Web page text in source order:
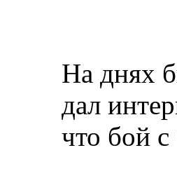
На днях
дал
что бой